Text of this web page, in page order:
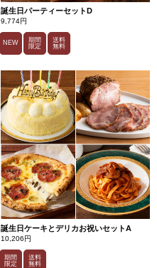
誕生日パーティーセットD
9,774円
NEW
期間
限定
送料
無料
誕生日ケーキとデリカお祝いセットA
10,206円
期間
限定
送料
無料